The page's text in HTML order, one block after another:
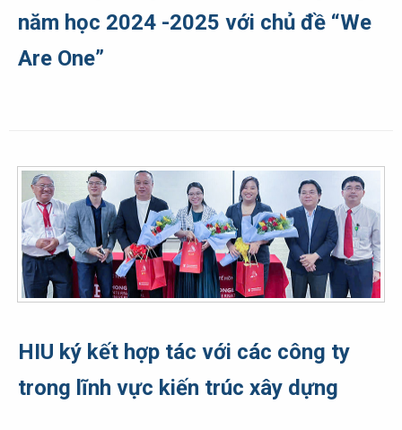
năm học 2024 -2025 với chủ đề “We
Are One”
HIU ký kết hợp tác với các công ty
trong lĩnh vực kiến trúc xây dựng